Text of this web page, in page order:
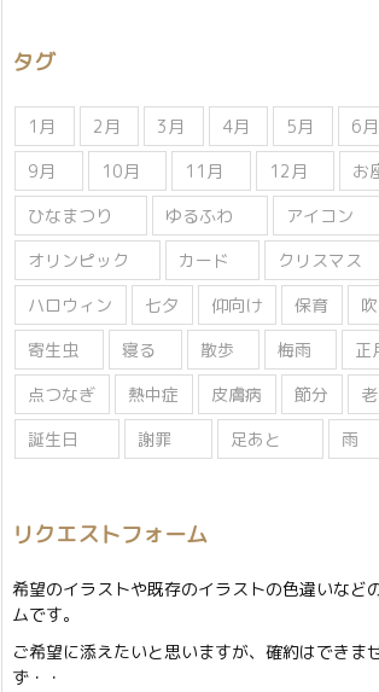
ー
タグ
1月 2月 3月 4月 5月 6月
9月
10月 11月 12月 お
ひなまつり
ゆるふわ アイコン
オリンピック
カード クリスマス
ハロウィン
七夕 仰向け 保育
寄生虫
寝る 散歩 梅雨 正
点つなぎ
熱中症 皮膚病 節分
誕生日
謝罪 足あと 雨
リクエストフォーム
希望のイラストや既存のイラストの色違いなど
ムです。
ご希望に添えたいと思いますが、確約はできま
ず・・